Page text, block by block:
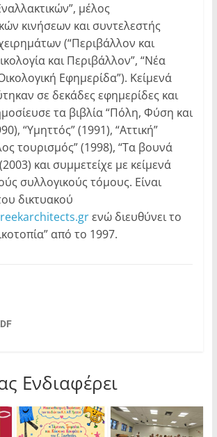
μέλος
κινήσεων και συντελεστής
(“Περιβάλλον και
και Περιβάλλον”, “Νέα
Εφημερίδα”). Κείμενά
σε δεκάδες εφημερίδες και
τα βιβλία “Πόλη, Φύση και
“Υμηττός” (1991), “Αττική”
τουρισμός” (1998), “Τα βουνά
και συμμετείχε με κείμενά
συλλογικούς τόμους. Είναι
δικτυακού
ενώ διευθύνει το
από το 1997.
Ενδιαφέρει